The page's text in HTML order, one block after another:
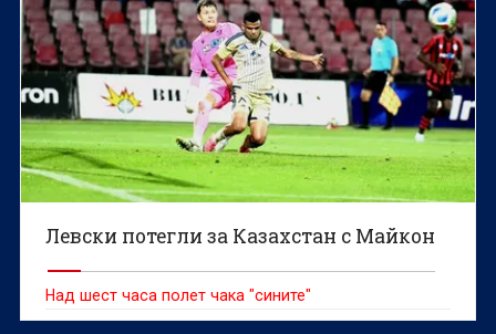
Левски потегли за Казахстан с Майкон
Над шест часа полет чака "сините"